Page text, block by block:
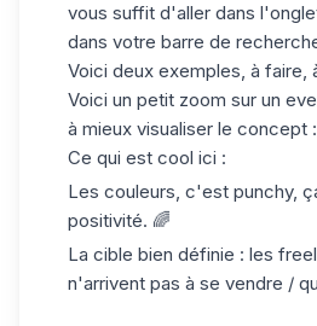
vous suffit d'aller dans
dans votre barre de
Voici deux exemples, à faire,
Voici un petit zoom sur un
à mieux visualiser le concept :
Ce qui est cool ici :
Les couleurs, c'est punchy,
positivité. 🌈
La cible bien définie : les
n'arrivent pas à se vendre /